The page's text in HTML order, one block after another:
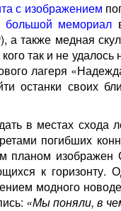
с изображением
большой мемориал
), а также медная
кого так и не удалось
лагеря
останки своих
в местах схода
погибших
планом изображен
к горизонту.
модного
«Мы поняли, в